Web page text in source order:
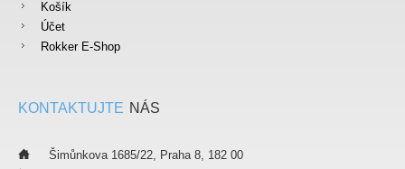
Košík
Účet
Rokker E-Shop
KONTAKTUJTE NÁS
Šimůnkova 1685/22, Praha 8, 182 00